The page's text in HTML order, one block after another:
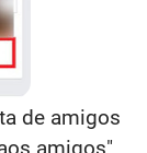
de amigos